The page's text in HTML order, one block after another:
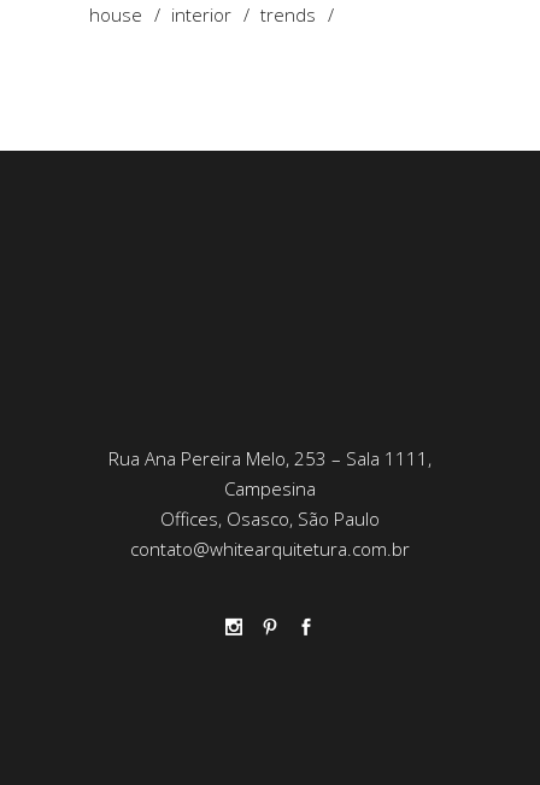
house
interior trends
Rua Ana Pereira Melo, 253 – Sala 1111,
Campesina
Offices, Osasco, São Paulo
contato@whitearquitetura.com.br